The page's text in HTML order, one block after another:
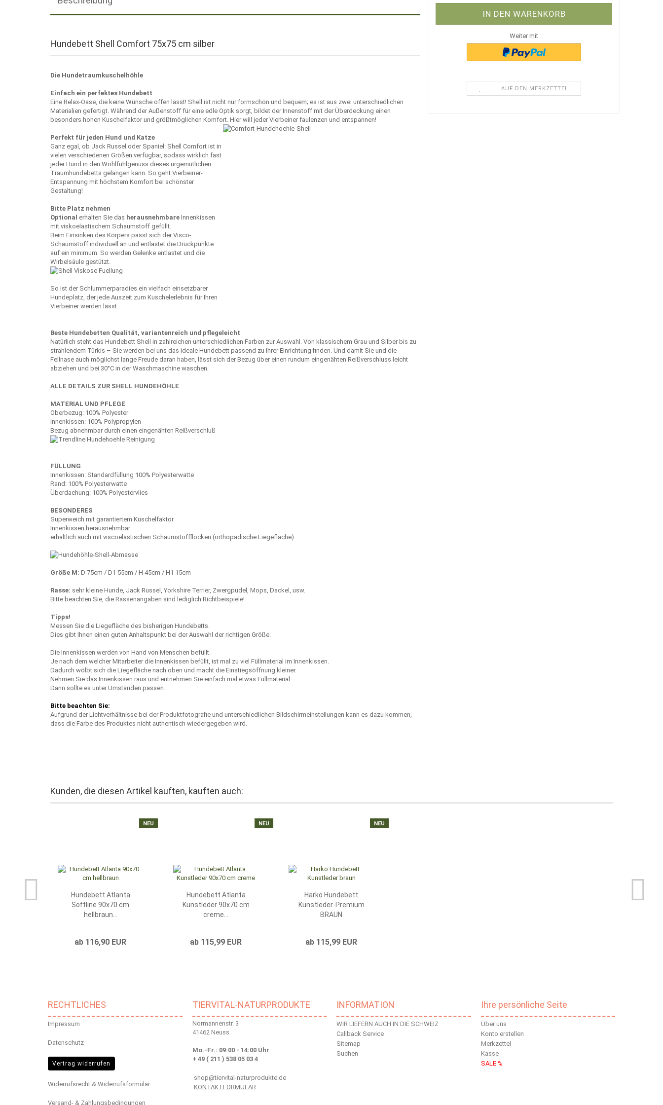
Weiter mit
AUF DEN MERKZETTEL
Hundebett Shell Comfort 75x75 cm silber
Die Hundetraumkuschelhöhle
Einfach ein perfektes Hundebett
Eine Relax-Oase, die keine Wünsche offen lässt! Shell ist nicht nur formschön und bequem; es ist aus zwei unterschiedlichen
Materialien gefertigt. Während der Außenstoff für eine edle Optik sorgt, bildet der Innenstoff mit der Überdeckung einen
besonders hohen Kuschelfaktor und größtmöglichen Komfort. Hier will jeder Vierbeiner faulenzen und entspannen!
Perfekt für jeden Hund und Katze
Ganz egal, ob Jack Russel oder Spaniel: Shell Comfort ist in
vielen verschiedenen Größen verfügbar, sodass wirklich fast
jeder Hund in den Wohlfühlgenuss dieses urgemütlichen
Traumhundebetts gelangen kann. So geht Vierbeiner-
Entspannung mit höchstem Komfort bei schönster
Gestaltung!
Bitte Platz nehmen
Optional erhalten Sie das herausnehmbare Innenkissen
mit viskoelastischem Schaumstoff gefüllt.
Beim Einsinken des Körpers passt sich der Visco-
Schaumstoff individuell an und entlastet die Druckpunkte
auf ein minimum. So werden Gelenke entlastet und die
Wirbelsäule gestützt.
So ist der Schlummerparadies ein vielfach einsetzbarer
Hundeplatz, der jede Auszeit zum Kuschelerlebnis für Ihren
Vierbeiner werden lässt.
Beste Hundebetten Qualität, variantenreich und pflegeleicht
Natürlich steht das Hundebett Shell in zahlreichen unterschiedlichen Farben zur Auswahl. Von klassischem Grau und Silber bis zu
strahlendem Türkis – Sie werden bei uns das ideale Hundebett passend zu Ihrer Einrichtung finden. Und damit Sie und die
Fellnase auch möglichst lange Freude daran haben, lässt sich der Bezug über einen rundum eingenähten Reißverschluss leicht
abziehen und bei 30°C in der Waschmaschine waschen.
ALLE DETAILS ZUR SHELL HUNDEHÖHLE
MATERIAL UND PFLEGE
Oberbezug: 100% Polyester
Innenkissen: 100% Polypropylen
Bezug abnehmbar durch einen eingenähten Reißverschluß
FÜLLUNG
Innenkissen: Standardfüllung 100% Polyesterwatte
Rand: 100% Polyesterwatte
Überdachung: 100% Polyestervlies
BESONDERES
Superweich mit garantiertem Kuschelfaktor
Innenkissen herausnehmbar
erhältlich auch mit viscoelastischen Schaumstoffflocken (orthopädische Liegefläche)
Größe M: D 75cm / D1 55cm / H 45cm / H1 15cm
Rasse: sehr kleine Hunde, Jack Russel, Yorkshire Terrier, Zwergpudel, Mops, Dackel, usw.
Bitte beachten Sie, die Rassenangaben sind lediglich Richtbeispiele!
Tipps!
Messen Sie die Liegefläche des bisherigen Hundebetts.
Dies gibt Ihnen einen guten Anhaltspunkt bei der Auswahl der richtigen Größe.
Die Innenkissen werden von Hand von Menschen befüllt.
Je nach dem welcher Mitarbeiter die Innenkissen befüllt, ist mal zu viel Füllmaterial im Innenkissen.
Dadurch wölbt sich die Liegefläche nach oben und macht die Einstiegsöffnung kleiner.
Nehmen Sie das Innenkissen raus und entnehmen Sie einfach mal etwas Füllmaterial.
Dann sollte es unter Umständen passen.
Bitte beachten Sie:
Aufgrund der Lichtverhältnisse bei der Produktfotografie und unterschiedlichen Bildschirmeinstellungen kann es dazu kommen,
dass die Farbe des Produktes nicht authentisch wiedergegeben wird.
Kunden, die diesen Artikel kauften, kauften auch:
NEU
Hundebett Atlanta
Softline 90x70 cm
hellbraun...
ab 116,90 EUR
NEU
Hundebett Atlanta
Kunstleder 90x70 cm
creme...
ab 115,99 EUR
NEU
Harko Hundebett
Kunstleder-Premium
BRAUN
ab 115,99 EUR
RECHTLICHES
Impressum
Datenschutz
Vertrag widerrufen
Widerrufsrecht & Widerrufsformular
Versand- & Zahlungsbedingungen
TIERVITAL-NATURPRODUKTE
Normannenstr. 3
41462 Neuss
Mo.-Fr.: 09:00 - 14:00 Uhr
+ 49 ( 211 ) 538 05 03 4
shop@tiervital-naturprodukte.de
KONTAKTFORMULAR
INFORMATION
WIR LIEFERN AUCH IN DIE SCHWEIZ
Callback Service
Sitemap
Suchen
Ihre persönliche Seite
Über uns
Konto erstellen
Merkzettel
Kasse
SALE %